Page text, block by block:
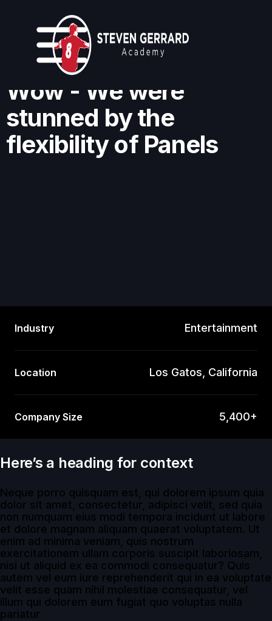
Wow - We were
stunned by the
flexibility of Panels
Industry Entertainment
Location Los Gatos, California
Company Size 5,400+
Here’s a heading for context
Neque porro quisquam est, qui dolorem ipsum quia
dolor sit amet, consectetur, adipisci velit, sed quia
non numquam eius modi tempora incidunt ut labore
et dolore magnam aliquam quaerat voluptatem. Ut
enim ad minima veniam, quis nostrum
exercitationem ullam corporis suscipit laboriosam,
nisi ut aliquid ex ea commodi consequatur? Quis
autem vel eum iure reprehenderit qui in ea voluptate
velit esse quam nihil molestiae consequatur, vel
illum qui dolorem eum fugiat quo voluptas nulla
pariatur